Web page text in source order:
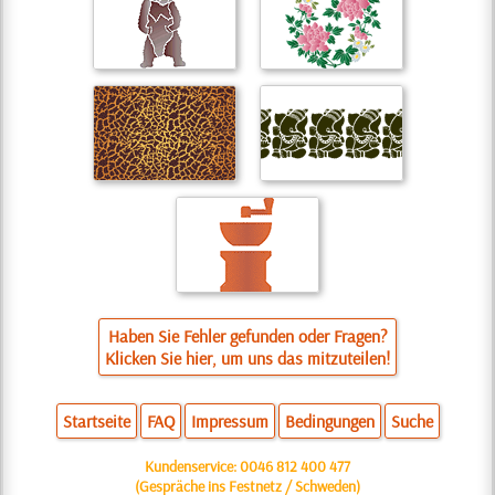
Haben Sie Fehler gefunden oder Fragen?
Klicken Sie hier, um uns das mitzuteilen!
Startseite FAQ Impressum Bedingungen Suche
Kundenservice:0046 812 400 477
(Gespräche ins Festnetz / Schweden)